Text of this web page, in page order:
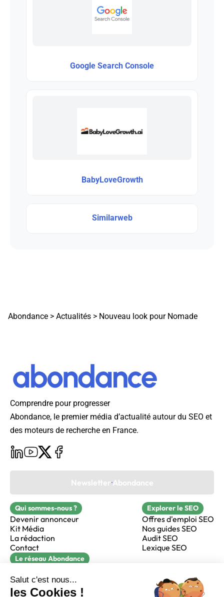
Google Search Console
BabyLoveGrowth
Similarweb
Abondance > Actualités > Nouveau look pour Nomade
Comprendre pour progresser
Abondance, le premier média d’actualité autour du SEO et
des moteurs de recherche en France.
Newsletter Abondance
Qui sommes-nous ?
Devenir annonceur
Kit Média
La rédaction
Contact
Explorer le SEO
Offres d'emploi SEO
Nos guides SEO
Audit SEO
Lexique SEO
Le réseau Abondance
Réacteur
alfie formation